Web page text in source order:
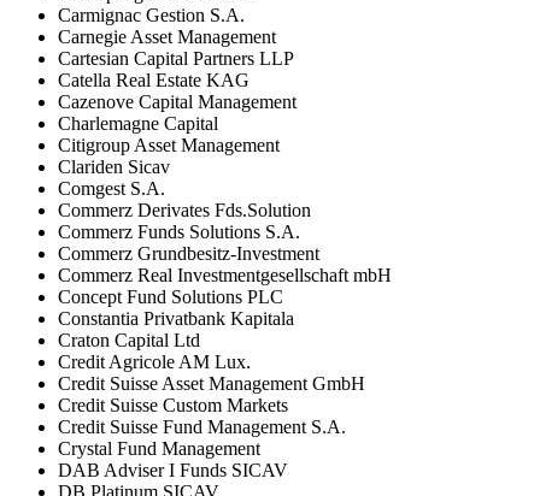
Carmignac Gestion S.A.
Carnegie Asset Management
Cartesian Capital Partners LLP
Catella Real Estate KAG
Cazenove Capital Management
Charlemagne Capital
Citigroup Asset Management
Clariden Sicav
Comgest S.A.
Commerz Derivates Fds.Solution
Commerz Funds Solutions S.A.
Commerz Grundbesitz-Investment
Commerz Real Investmentgesellschaft mbH
Concept Fund Solutions PLC
Constantia Privatbank Kapitala
Craton Capital Ltd
Credit Agricole AM Lux.
Credit Suisse Asset Management GmbH
Credit Suisse Custom Markets
Credit Suisse Fund Management S.A.
Crystal Fund Management
DAB Adviser I Funds SICAV
DB Platinum SICAV